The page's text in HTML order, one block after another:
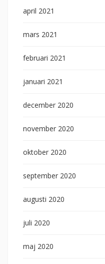
april 2021
mars 2021
februari 2021
januari 2021
december 2020
november 2020
oktober 2020
september 2020
augusti 2020
juli 2020
maj 2020